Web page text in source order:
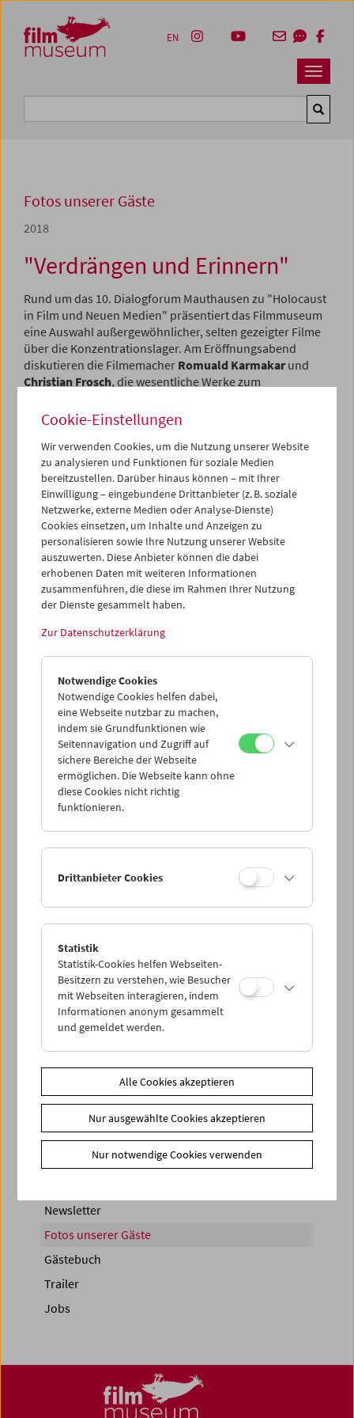
Zum Inhalt
Zum Hauptmenü
Zur Servicenavigation
Zum Suche
Navbar
EN
Fotos unserer Gäste
2018
"Verdrängen und Erinnern"
Rund um das 10. Dialogforum Mauthausen zu "Holocaust
in Film und Neuen Medien" präsentiert das Filmmuseum
eine Auswahl außergewöhnlicher, selten gezeigter Filme
über die Konzentrationslager. Am Eröffnungsabend
diskutieren die Filmemacher Romuald Karmakarund
Christian Frosch, die wesentliche Werke zum
FilmwissenschaftlerinBarbara Wurm
Christoph Huber
ProgrammSept / Okt 2018 - Land der Vernichtung
< zurück zur Übersicht
Newsletter
Fotos unserer Gäste
Gästebuch
Trailer
Jobs
Cookie-Einstellungen
Wir verwenden Cookies, um die Nutzung unserer Website
zu analysieren und Funktionen für soziale Medien
bereitzustellen. Darüber hinaus können – mit Ihrer
Einwilligung – eingebundene Drittanbieter (z. B. soziale
Netzwerke, externe Medien oder Analyse-Dienste)
Cookies einsetzen, um Inhalte und Anzeigen zu
personalisieren sowie Ihre Nutzung unserer Website
auszuwerten. Diese Anbieter können die dabei
erhobenen Daten mit weiteren Informationen
zusammenführen, die diese im Rahmen Ihrer Nutzung
der Dienste gesammelt haben.
Zur Datenschutzerklärung
Notwendige Cookies
Notwendige Cookies helfen dabei,
eine Webseite nutzbar zu machen,
indem sie Grundfunktionen wie
Seitennavigation und Zugriff auf
sichere Bereiche der Webseite
ermöglichen. Die Webseite kann ohne
diese Cookies nicht richtig
funktionieren.
Drittanbieter Cookies
Statistik
Statistik-Cookies helfen Webseiten-
Besitzern zu verstehen, wie Besucher
mit Webseiten interagieren, indem
Informationen anonym gesammelt
und gemeldet werden.
Alle Cookies akzeptieren
Nur ausgewählte Cookies akzeptieren
Nur notwendige Cookies verwenden